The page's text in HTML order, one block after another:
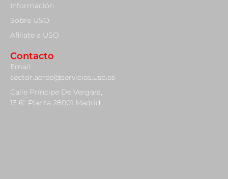
Información
Sobre USO
Afiliate a USO
Contacto
Email:
sector.aereo@servicios.uso.es
Calle Príncipe De Vergara,
13 6º Planta 28001 Madrid